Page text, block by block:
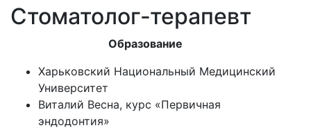
Стоматолог-терапевт
Образование
Харьковский Национальный Медицинский
Университет
Виталий Весна, курс «Первичная
эндодонтия»